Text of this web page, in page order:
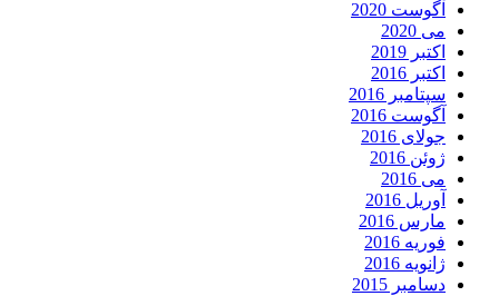
آگوست 2020
می 2020
اکتبر 2019
اکتبر 2016
سپتامبر 2016
آگوست 2016
جولای 2016
ژوئن 2016
می 2016
آوریل 2016
مارس 2016
فوریه 2016
ژانویه 2016
دسامبر 2015